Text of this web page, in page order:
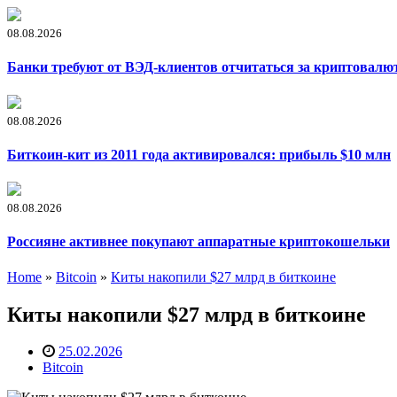
08.08.2026
Банки требуют от ВЭД-клиентов отчитаться за
08.08.2026
Биткоин-кит из 2011 года активировался: прибыль $10 млн
08.08.2026
Россияне активнее покупают аппаратные криптокошельки
Home » Bitcoin » Киты накопили $27 млрд в биткоине
Киты накопили $27 млрд в биткоине
25.02.2026
Bitcoin